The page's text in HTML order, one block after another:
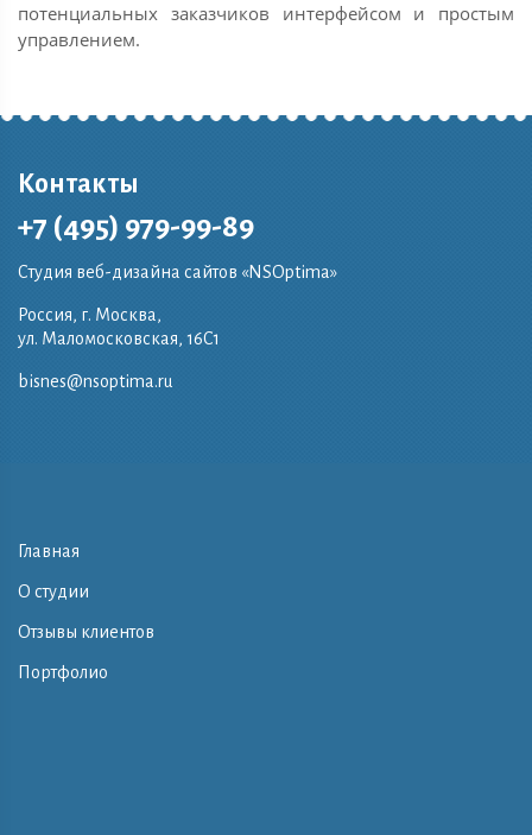
потенциальных заказчиков интерфейсом и простым
управлением.
Контакты
+7 (495) 979-99-89
Студия веб-дизайна сайтов «NSOptima»
Россия, г. Москва,
ул. Маломосковская, 16C1
bisnes@nsoptima.ru
Главная
О студии
Отзывы клиентов
Портфолио